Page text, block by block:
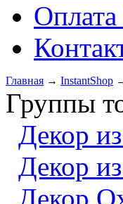
Оплата
Главная → InstantShop
Группы
Декор
Декор